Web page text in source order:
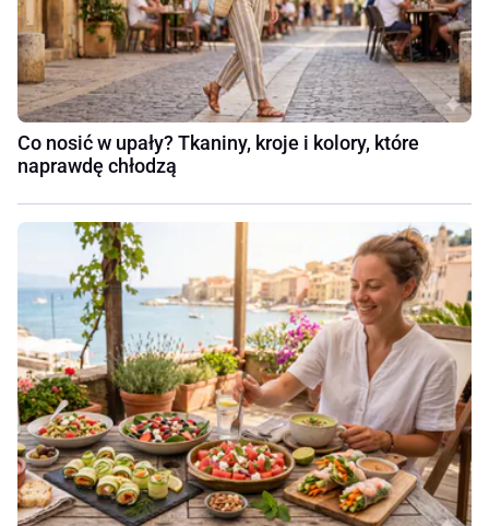
Co nosić w upały? Tkaniny, kroje i kolory, które
naprawdę chłodzą